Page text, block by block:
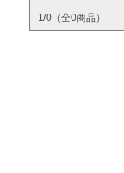
1/0（全0商品）